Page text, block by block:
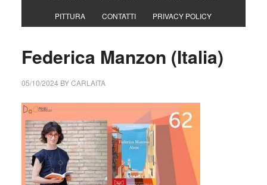
PITTURA CONTATTI PRIVACY POLICY
Federica Manzon (Italia)
05/10/2024 BYCARLAITA